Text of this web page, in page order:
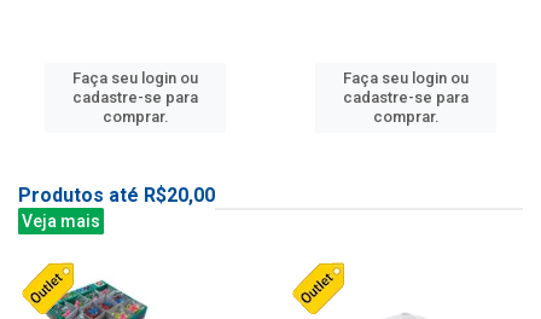
Faça seu login ou
cadastre-se para
comprar.
Faça seu login ou
cadastre-se para
comprar.
Produtos até R$20,00
Veja mais